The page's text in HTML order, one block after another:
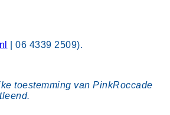
| 06 4339 2509).
toestemming van PinkRoccade